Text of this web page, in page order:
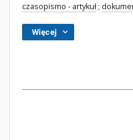
czasopismo - artykuł ;
Więcej